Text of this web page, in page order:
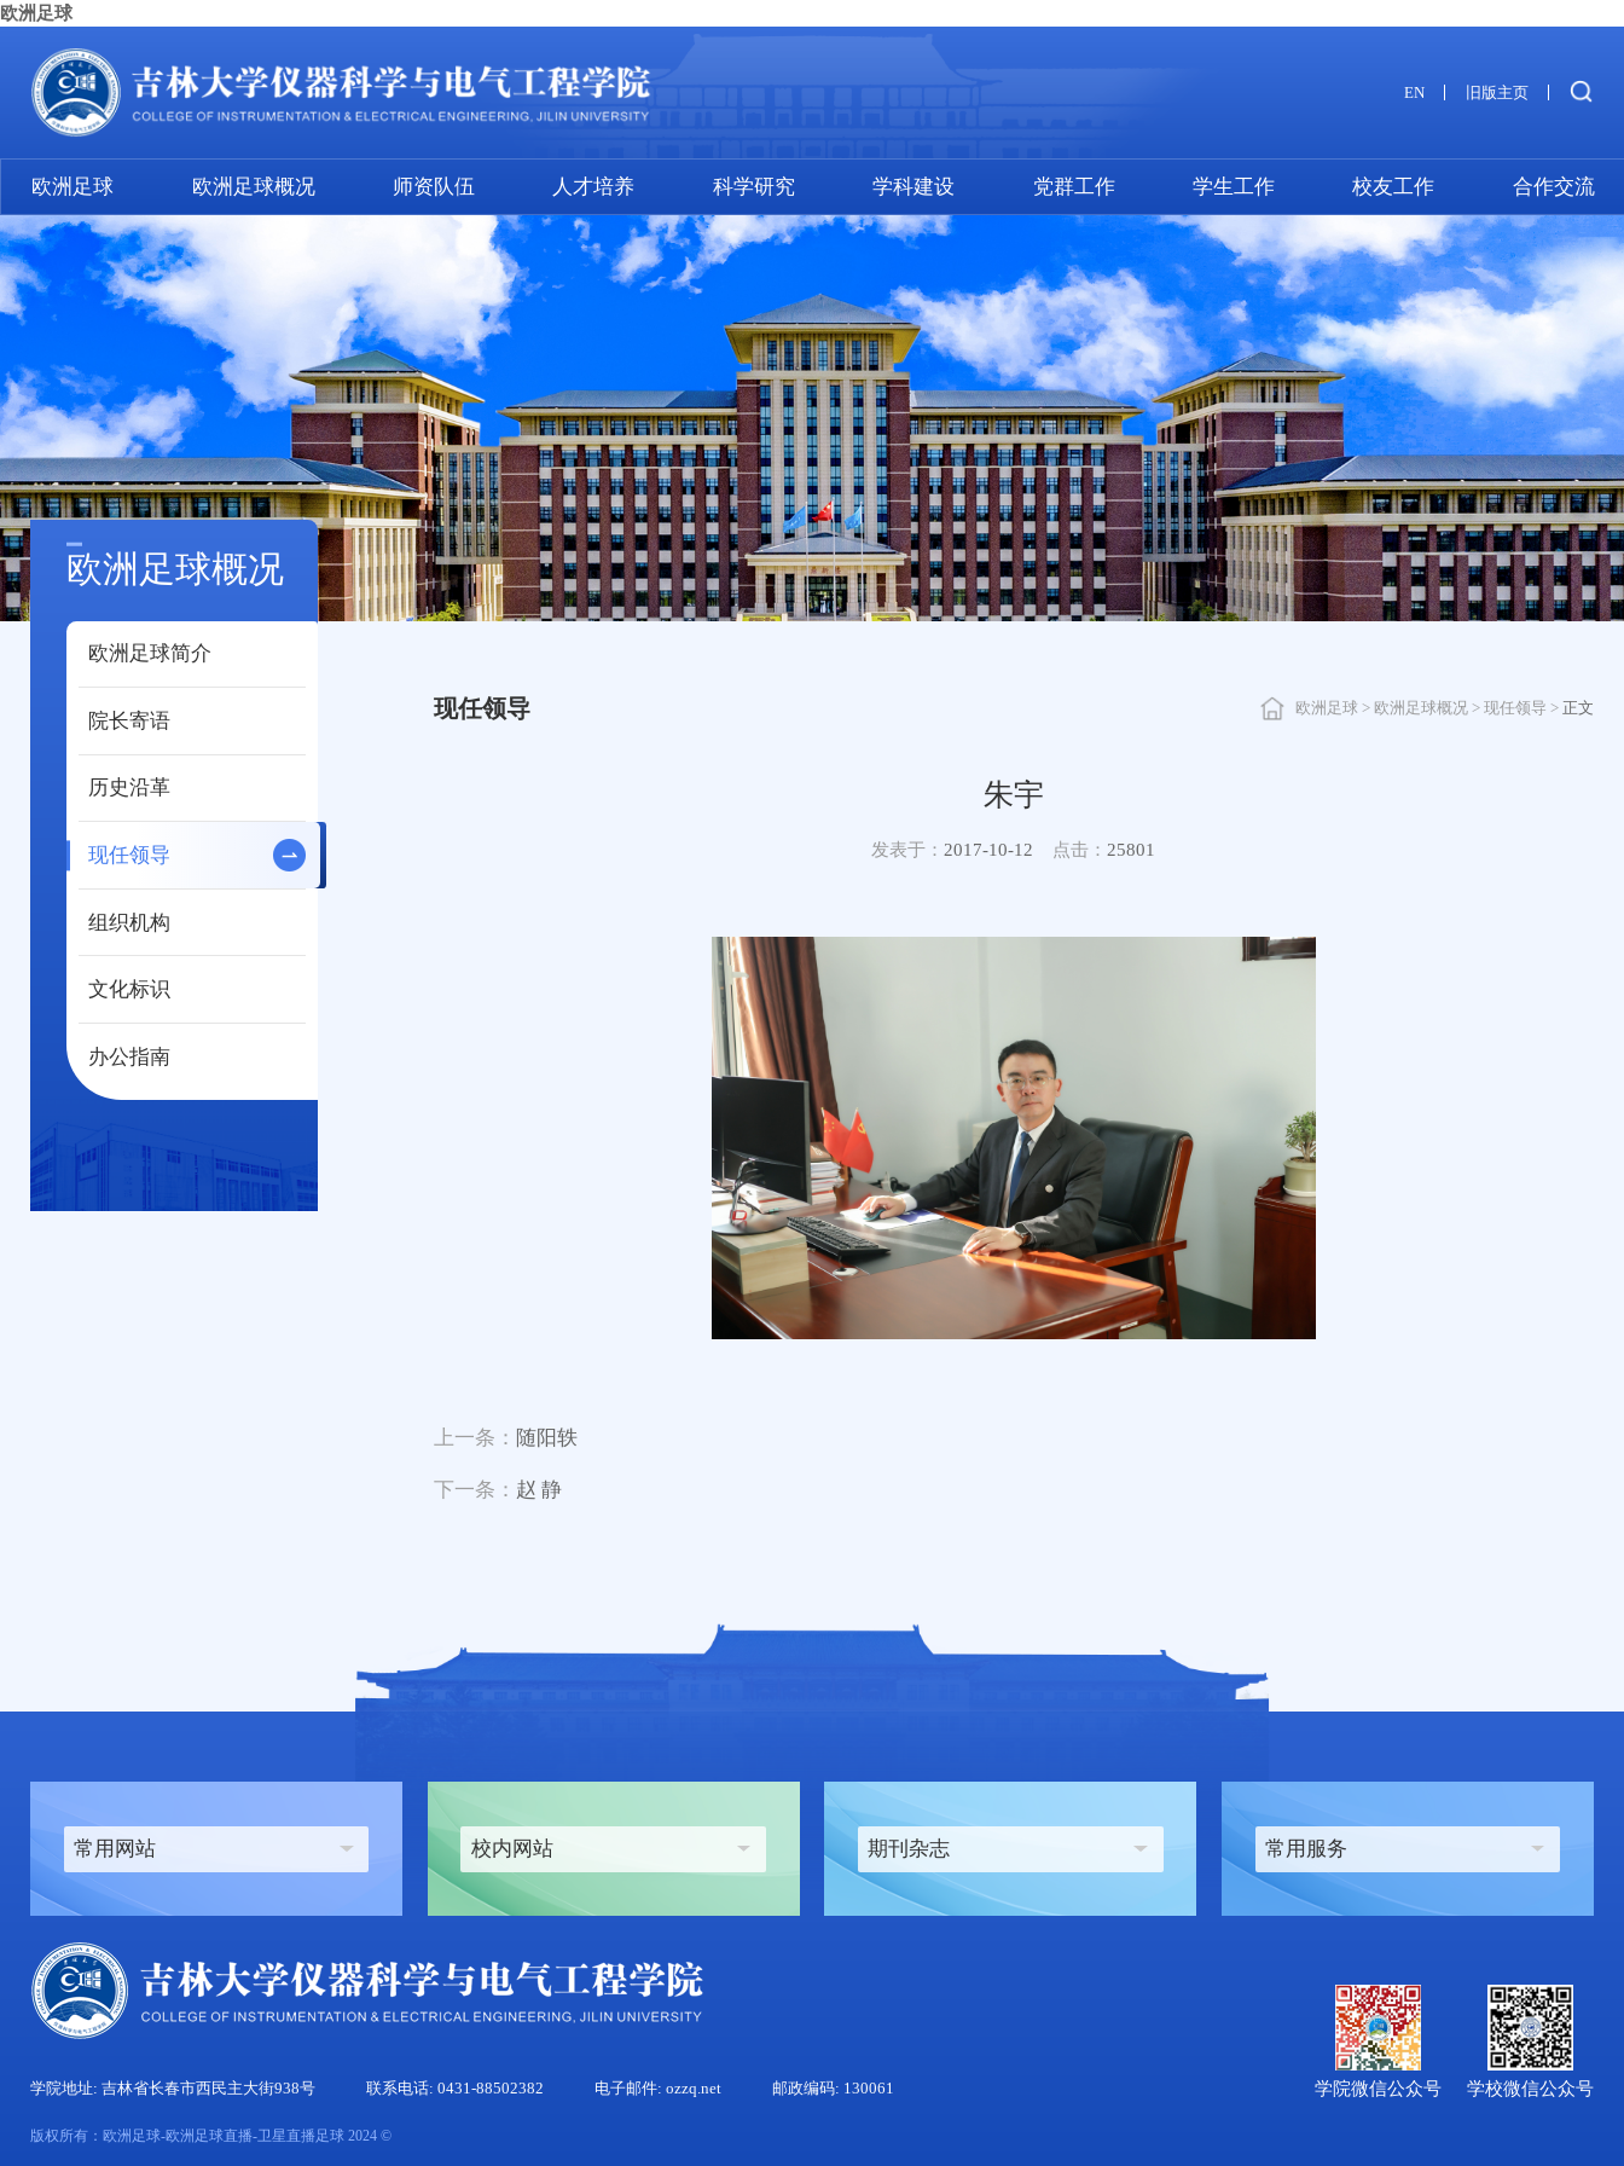
欧洲足球
EN 旧版主页
欧洲足球 欧洲足球概况 师资队伍 人才培养 科学研究 学科建设 党群工作 学生工作 校友工作 合作交流
欧洲足球概况
欧洲足球简介
院长寄语
历史沿革
现任领导
组织机构
文化标识
办公指南
现任领导 欧洲足球 > 欧洲足球概况 > 现任领导 > 正文
朱宇
发表于： 2017-10-12 点击： 25801
上一条： 随阳轶
下一条： 赵 静
常用网站 校内网站 期刊杂志 常用服务
学院地址: 吉林省长春市西民主大街938号 联系电话: 0431-88502382 电子邮件: ozzq.net 邮政编码: 130061
版权所有：欧洲足球-欧洲足球直播-卫星直播足球 2024 ©
学院微信公众号 学校微信公众号